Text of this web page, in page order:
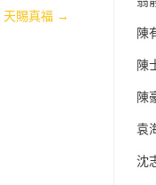
天賜真福 →
陳
陳
陳
袁
沈